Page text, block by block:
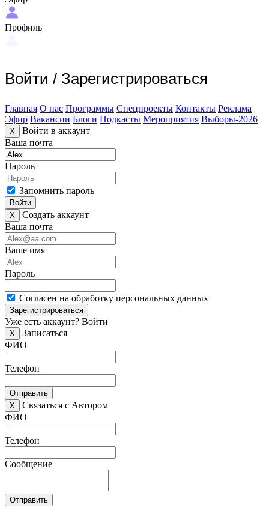
Профиль
Войти / Зарегистрироваться
Главная О нас Программы Спецпроекты Контакты Реклама
Эфир Вакансии Блоги Подкасты Мероприятия Выборы-2026
X
Войти в аккаунт
Ваша почта
Пароль
Запомнить пароль
Войти
X
Создать аккаунт
Ваша почта
Ваше имя
Пароль
Согласен на обработку персональных данных
Зарегистрироваться
Уже есть аккаунт? Войти
X
Записаться
ФИО
Телефон
Отправить
X
Связаться с Автором
ФИО
Телефон
Сообщение
Отправить